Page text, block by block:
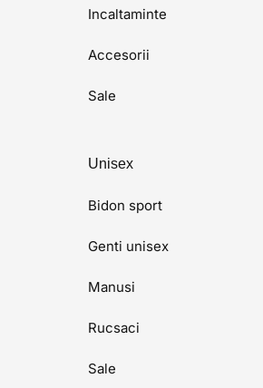
Incaltaminte
Accesorii
Sale
Unisex
Bidon sport
Genti unisex
Manusi
Rucsaci
Sale